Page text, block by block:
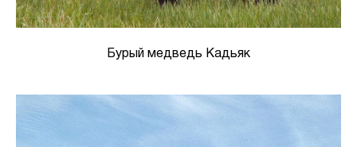
Бурый медведь Кадьяк